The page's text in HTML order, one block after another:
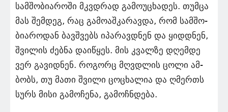
სამ­შო­ბი­ა­რო­ში მკვდრად გა­მო­უ­ცხა­დეს. თუმ­ცა
მას შემ­დეგ, რაც გა­მო­აშ­კა­რავ­და, რომ სამ­შო­
ბი­ა­რო­დან ბავ­შვებს იპა­რავ­დნენ და ყიდ­დნენ,
შვი­ლის ძებ­ნა და­ი­წყეს. მის კვალ­ზე დღემ­დე
ვერ გა­ვიდ­ნენ. რო­გორც მღვდლის ცოლი ამ­
ბობს, თუ მათი შვი­ლი ცო­ცხა­ლია და ღმერ­თს
სურს მისი გა­მო­ჩე­ნა, გა­მოჩ­ნდე­ბა.